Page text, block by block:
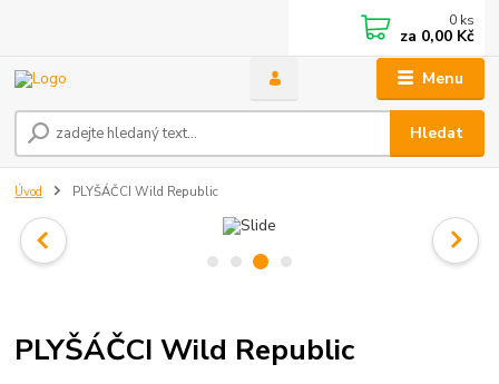
Menu
Hledat
0 ks
za 0,00 Kč
Úvod PLYŠÁČCI Wild Republic
PLYŠÁČCI Wild Republic